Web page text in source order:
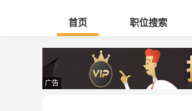
首页 职位搜索
广告